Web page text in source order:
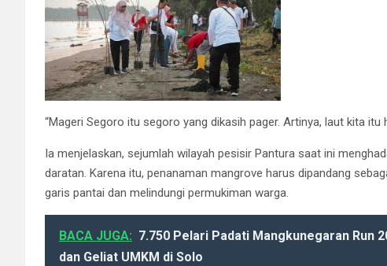
“Mageri Segoro itu segoro yang dikasih pager. Artinya, laut kita itu
Ia menjelaskan, sejumlah wilayah pesisir Pantura saat ini
daratan. Karena itu, penanaman mangrove harus dipandang
garis pantai dan melindungi permukiman warga.
BACA JUGA: 7.750 Pelari Padati Mangkunegaran Run
dan Geliat UMKM di Solo